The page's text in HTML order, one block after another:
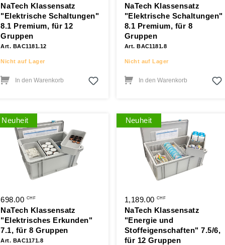
NaTech Klassensatz
"Elektrische Schaltungen"
8.1 Premium, für 12
Gruppen
Art. BAC1181.12
Nicht auf Lager
In den Warenkorb
NaTech Klassensatz
"Elektrische Schaltungen"
8.1 Premium, für 8
Gruppen
Art. BAC1181.8
Nicht auf Lager
In den Warenkorb
Neuheit
698.00 CHF
NaTech Klassensatz
"Elektrisches Erkunden"
7.1, für 8 Gruppen
Art. BAC1171.8
Neuheit
1,189.00 CHF
NaTech Klassensatz
"Energie und
Stoffeigenschaften" 7.5/6,
für 12 Gruppen